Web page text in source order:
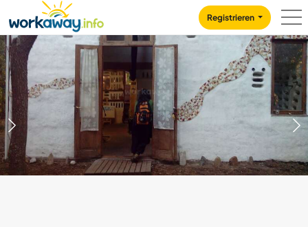
CONTENT
MAIN NAVIGATION
Registrieren